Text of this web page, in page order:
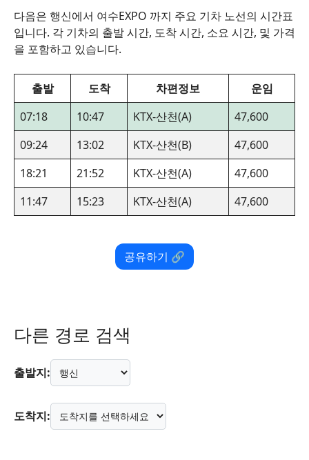
다음은 행신에서 여수EXPO 까지 주요 기차 노선의 시간표
입니다. 각 기차의 출발 시간, 도착 시간, 소요 시간, 및 가격
을 포함하고 있습니다.
출발 도착 차편정보
운임
07:18
10:47 KTX-산천(A)
47,600
09:24
13:02 KTX-산천(B)
47,600
18:21
21:52 KTX-산천(A)
47,600
11:47
15:23 KTX-산천(A) 47,600
공유하기 🔗
다른 경로 검색
출발지:
도착지: